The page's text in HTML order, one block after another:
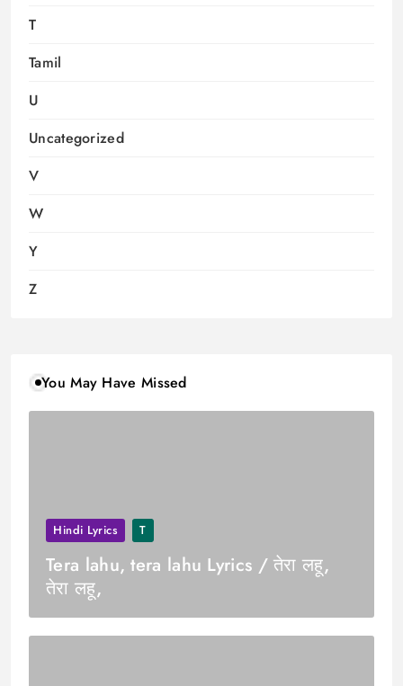
T
Tamil
U
Uncategorized
V
W
Y
Z
You May Have Missed
Hindi Lyrics T
Tera lahu, tera lahu Lyrics / तेरा लहू,
तेरा लहू,